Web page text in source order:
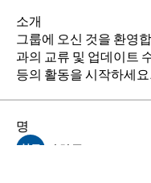
소개
그룹에 오신 것을 환영
과의 교류 및 업데이트
등의 활동을 시작하세요.
명
김희두